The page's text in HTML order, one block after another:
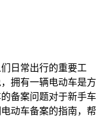
日常出行的重要工
拥有一辆电动车是方
备案问题对于新手车
动车备案的指南，帮